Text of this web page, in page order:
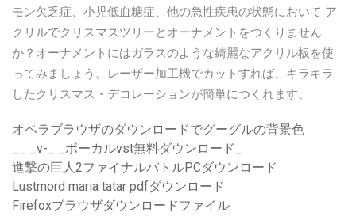
モン欠乏症、小児低血糖症、他の急性疾患の状態において ア
クリルでクリスマスツリーとオーナメントをつくりません
か？オーナメントにはガラスのような綺麗なアクリル板を使
ってみましょう。レーザー加工機でカットすれば、キラキラ
したクリスマス・デコレーションが簡単につくれます。
オペラブラウザのダウンロードでグーグルの背景色
__ _v-_ _ボーカルvst無料ダウンロード_
進撃の巨人2ファイナルバトルPCダウンロード
Lustmord maria tatar pdfダウンロード
Firefoxブラウザダウンロードファイル